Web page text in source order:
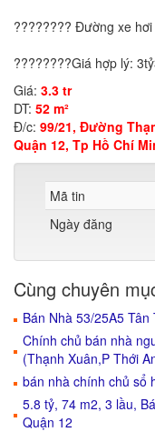
???????? Đường xe
????????Giá hợp lý:
Giá: 3.3 tr
DT: 52 m²
Đ/c: 99/21, Đường
Quận 12, Tp Hồ Chí
Mã tin
Ngày đăng
Cùng chuyên
Bán Nhà 53/25A5
Chính chủ bán nhà
(Thạnh Xuân,P Thới
bán nhà chính chủ sổ
5.8 tỷ, 74 m2, 3 lầu,
Quận 12